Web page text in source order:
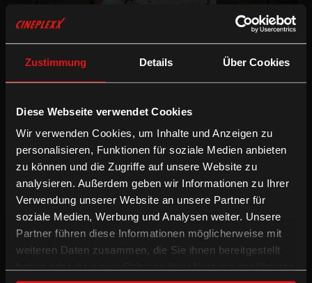
Zustimmung Details Über Cookies
Diese Webseite verwendet Cookies
Wir verwenden Cookies, um Inhalte und Anzeigen zu
personalisieren, Funktionen für soziale Medien anbieten
zu können und die Zugriffe auf unsere Website zu
analysieren. Außerdem geben wir Informationen zu Ihrer
Verwendung unserer Website an unsere Partner für
soziale Medien, Werbung und Analysen weiter. Unsere
Partner führen diese Informationen möglicherweise mit
weiteren Daten zusammen, die Sie ihnen bereitgestellt
Sie ist Regisseurin, Autorin und Filmemacherin, die Tochter der
Journalistin Anneliese Rohrer und Austro-New Yorkerin. Vor allem
ist sie aber eins: sehr erfolgreich! Nach einer Vielzahl an
prämierten Dokumentar- und Kurzfilmen war es nun Zeit für
einen Spielfilm. MitWHAT A FEELING schafft Kat Platz im
Viereckigen für Frauen 50+ und erzählt einfühlsam die
Geschichte von Marie Theres, die nach einer plötzlichen
Scheidung andere Seiten des Lebens erkundet und sich noch
einmal ganz neu entdeckt. Ein wahrer Lichtblick im Film im
Hinblick auf Frauen, Homosexualität und deren Repräsentation.
Mein Vater, der Fürst